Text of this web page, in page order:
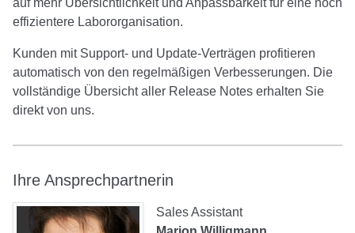
effizientere Labororganisation.
Kunden mit Support- und Update-Verträgen profitieren
automatisch von den regelmäßigen Verbesserungen. Die
vollständige Übersicht aller Release Notes erhalten Sie
direkt von uns.
Ihre Ansprechpartnerin
Sales Assistant